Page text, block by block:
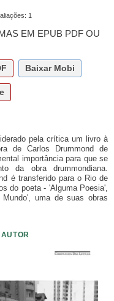
1
EM EPUB PDF OU
Baixar Mobi
pela crítica um livro à
de Carlos Drummond de
importância para que se
da obra drummondiana.
é transferido para o Rio de
do poeta - 'Alguma Poesia',
uma de suas obras